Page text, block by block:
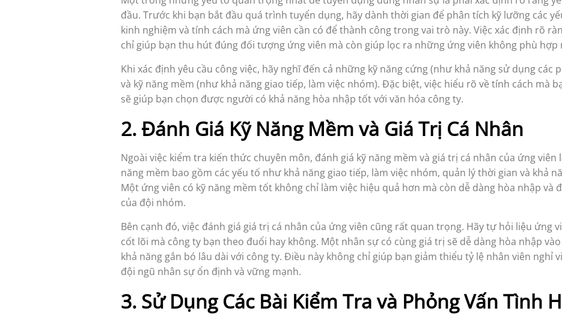
đầu. Trước khi bạn bắt đầu quá trình tuyển dụng, hãy dành thời gian để phân tích kỹ lưỡng các
kinh nghiệm và tính cách mà ứng viên cần có để thành công trong vai trò này. Việc xác định rõ
chỉ giúp bạn thu hút đúng đối tượng ứng viên mà còn giúp lọc ra những ứng viên không phù hợp
Khi xác định yêu cầu công việc, hãy nghĩ đến cả những kỹ năng cứng (như khả năng sử dụng các
và kỹ năng mềm (như khả năng giao tiếp, làm việc nhóm). Đặc biệt, việc hiểu rõ về tính cách mà
sẽ giúp bạn chọn được người có khả năng hòa nhập tốt với văn hóa công ty.
2. Đánh Giá Kỹ Năng Mềm và Giá Trị Cá Nhân
Ngoài việc kiểm tra kiến thức chuyên môn, đánh giá kỹ năng mềm và giá trị cá nhân của ứng
năng mềm bao gồm các yếu tố như khả năng giao tiếp, làm việc nhóm, quản lý thời gian và khả
Một ứng viên có kỹ năng mềm tốt không chỉ làm việc hiệu quả hơn mà còn dễ dàng hòa nhập và
của đội nhóm.
Bên cạnh đó, việc đánh giá giá trị cá nhân của ứng viên cũng rất quan trọng. Hãy tự hỏi liệu ứng
cốt lõi mà công ty bạn theo đuổi hay không. Một nhân sự có cùng giá trị sẽ dễ dàng hòa nhập
khả năng gắn bó lâu dài với công ty. Điều này không chỉ giúp bạn giảm thiểu tỷ lệ nhân viên nghỉ
đội ngũ nhân sự ổn định và vững mạnh.
3. Sử Dụng Các Bài Kiểm Tra và Phỏng Vấn Tình